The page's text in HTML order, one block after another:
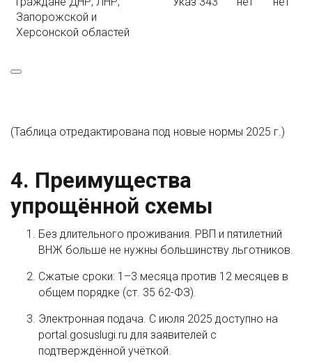
Запорожской и
Херсонской областей
(Таблица отредактирована под новые нормы 2025 г.)
4. Преимущества
упрощённой схемы
Без длительного проживания. РВП и пятилетний
ВНЖ больше не нужны большинству льготников.
Сжатые сроки: 1–3 месяца против 12 месяцев в
общем порядке (ст. 35 62-ФЗ).
Электронная подача. С июля 2025 доступно на
portal.gosuslugi.ru для заявителей с
подтверждённой учёткой.